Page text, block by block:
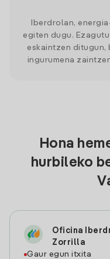
Iberdrolan,
egiten dugu.
eskaintzen ditugun,
ingurumena
Hona
hurbileko
Oficina
Zorrilla
Gaur egun itxita